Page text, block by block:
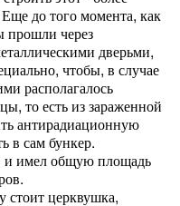
до того момента, как
прошли через
дверьми,
чтобы, в случае
располагалось
то есть из зараженной
антирадиационную
в сам бункер.
и имел общую площадь
стоит церквушка,